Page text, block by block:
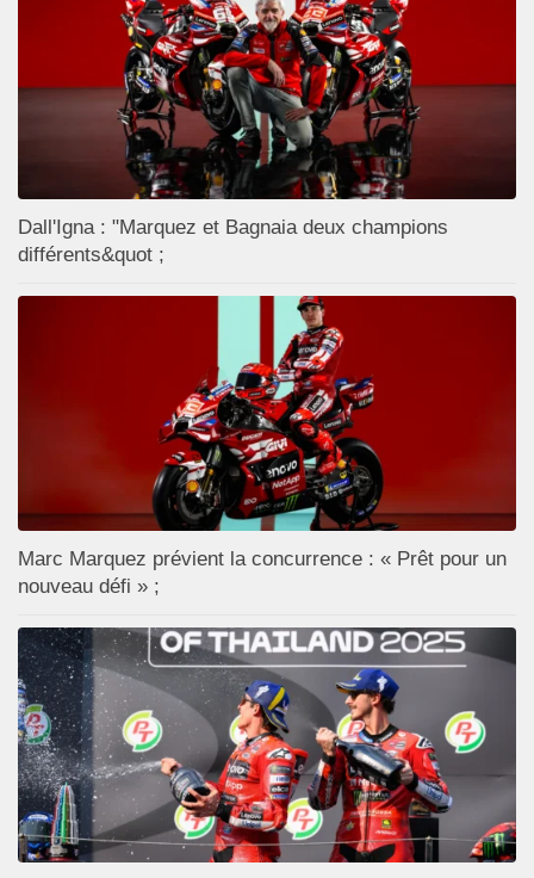
Dall'Igna : "Marquez et Bagnaia deux champions
différents&quot ;
Marc Marquez prévient la concurrence : « Prêt pour un
nouveau défi » ;